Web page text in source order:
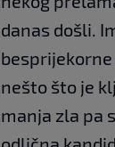
danas došli.
nešto što je
manja zla pa